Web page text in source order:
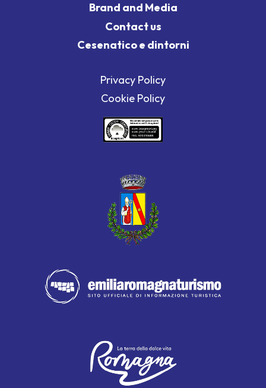
Brand and Media
Contact us
Cesenatico e dintorni
Privacy Policy
Cookie Policy